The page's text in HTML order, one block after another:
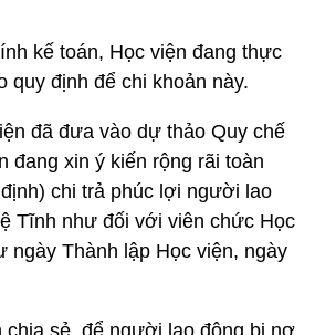
kế toán, Học viện đang thực
quy định để chi khoản này.
đã đưa vào dự thảo Quy chế
đang xin ý kiến rộng rãi toàn
chi trả phúc lợi người lao
Tĩnh như đối với viên chức Học
ngày Thành lập Học viện, ngày
chia sẻ, để người lao động bị nợ